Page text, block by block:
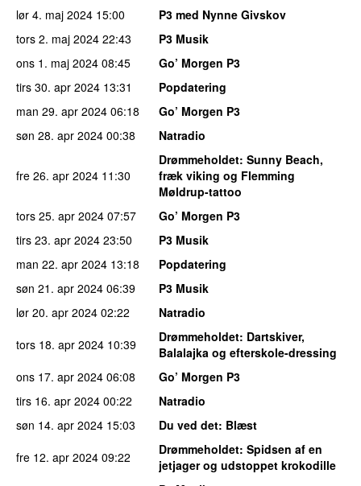
lør 4. maj 2024 15:00
P3 med Nynne Givskov
tors 2. maj 2024 22:43
P3 Musik
ons 1. maj 2024 08:45
Go’ Morgen P3
tirs 30. apr 2024 13:31
Popdatering
man 29. apr 2024 06:18
Go’ Morgen P3
søn 28. apr 2024 00:38 Natradio
fre 26. apr 2024 11:30
Drømmeholdet: Sunny Beach,
fræk viking og Flemming
Møldrup-tattoo
tors 25. apr 2024 07:57
Go’ Morgen P3
tirs 23. apr 2024 23:50
P3 Musik
man 22. apr 2024 13:18
Popdatering
søn 21. apr 2024 06:39
P3 Musik
lør 20. apr 2024 02:22
Natradio
tors 18. apr 2024 10:39 Drømmeholdet: Dartskiver,
Balalajka og efterskole-dressing
ons 17. apr 2024 06:08
Go’ Morgen P3
tirs 16. apr 2024 00:22
Natradio
søn 14. apr 2024 15:03 Du ved det: Blæst
fre 12. apr 2024 09:22 Drømmeholdet: Spidsen af en
jetjager og udstoppet krokodille